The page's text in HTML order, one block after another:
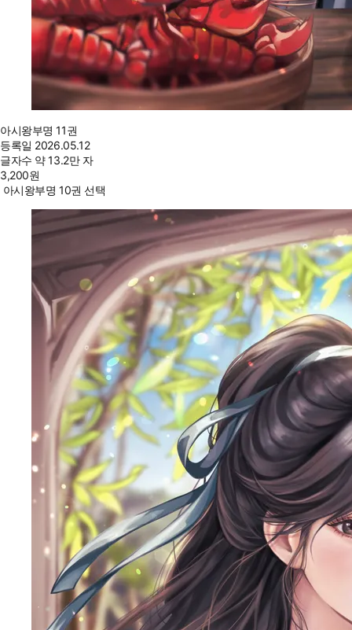
아시왕부명 11권
등록일 2026.05.12
글자수 약 13.2만 자
3,200원
아시왕부명 10권 선택